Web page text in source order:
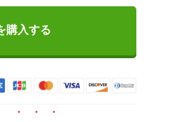
購入する